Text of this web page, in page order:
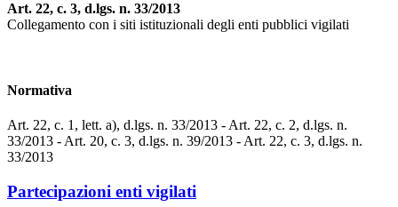
Art. 22, c. 3, d.lgs. n. 33/2013
Collegamento con i siti istituzionali degli enti pubblici vigilati
Normativa
Art. 22, c. 1, lett. a), d.lgs. n. 33/2013 - Art. 22, c. 2, d.lgs. n.
33/2013 - Art. 20, c. 3, d.lgs. n. 39/2013 - Art. 22, c. 3, d.lgs. n.
33/2013
Partecipazioni enti vigilati